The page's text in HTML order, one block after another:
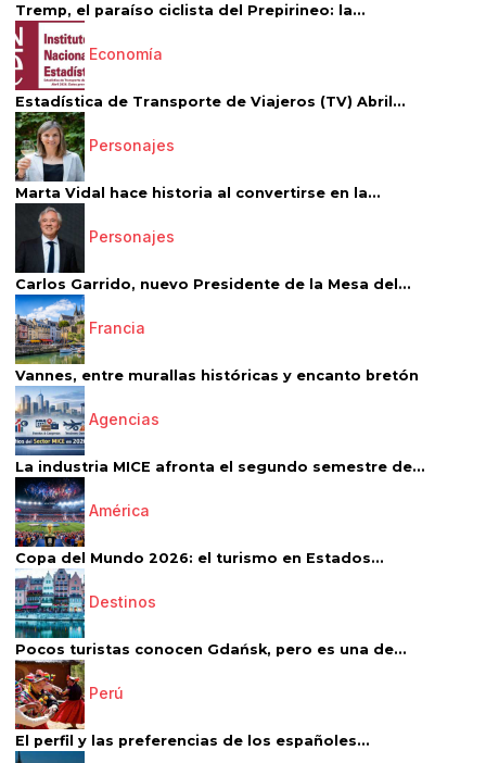
Tremp, el paraíso ciclista del Prepirineo: la...
Economía
Estadística de Transporte de Viajeros (TV) Abril...
Personajes
Marta Vidal hace historia al convertirse en la...
Personajes
Carlos Garrido, nuevo Presidente de la Mesa del...
Francia
Vannes, entre murallas históricas y encanto bretón
Agencias
La industria MICE afronta el segundo semestre de...
América
Copa del Mundo 2026: el turismo en Estados...
Destinos
Pocos turistas conocen Gdańsk, pero es una de...
Perú
El perfil y las preferencias de los españoles...